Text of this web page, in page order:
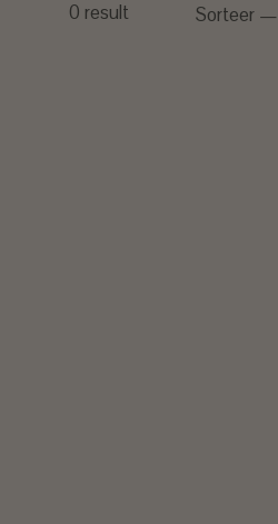
0 result Sorteer —